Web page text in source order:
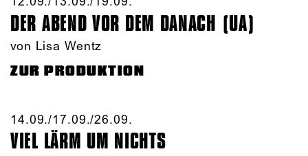
DER ABEND VOR DEM DANACH (UA)
von Lisa Wentz
ZUR PRODUKTION
14.09./​17.09./​26.09.​
VIEL LÄRM UM NICHTS